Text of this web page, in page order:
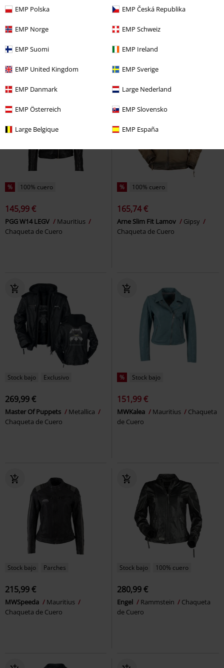
EMP Polska EMP Česká Republika
EMP Norge EMP Schweiz
EMP Suomi EMP Ireland
EMP United Kingdom EMP Sverige
EMP Danmark Large Nederland
EMP Österreich EMP Slovensko
Large Belgique EMP España
PVPR 249,99 €
Rock Rebel by EMP Logo Rammstein
% 100% cuero
145,99 €
PGG W14 LEGV
Mauritius
Chaqueta de Cuero
% 100% cuero
165,74 €
Arne Slim Fit Lamov
Gipsy
Chaqueta de Cuero
Stock bajo Exclusivo
269,99 €
Master Of Puppets
Metallica
Chaqueta de Cuero
% Stock bajo
151,99 €
MWKalea Mauritius
Chaqueta
de Cuero
Stock bajo Parches
215,99 €
MWSpeeda
Mauritius
Chaqueta de Cuero
Stock bajo 100% cuero
280,99 €
Engel Rammstein
Chaqueta
de Cuero